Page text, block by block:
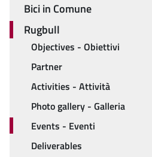
Bici in Comune
Rugbull
Objectives - Obiettivi
Partner
Activities - Attività
Photo gallery - Galleria
Events - Eventi
Deliverables